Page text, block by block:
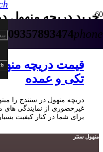
09357893474phone
خرید دریچه منهول
قیمت دریچه
تکی و عمده
دریچه منهول در سنندج را
غیرحضوری از نمایندگی های
برای شما در کنار کیفیت
منهول سنتر